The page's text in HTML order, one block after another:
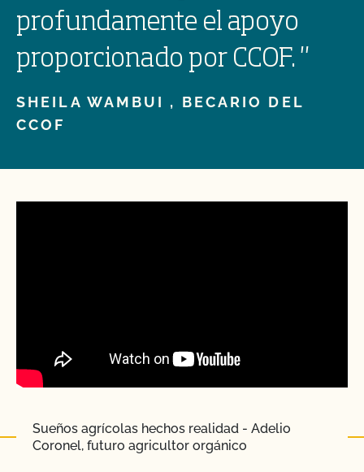
profundamente el apoyo
proporcionado por CCOF. "
SHEILA WAMBUI , BECARIO DEL
CCOF
Sueños agrícolas hechos realidad - Adelio
Coronel, futuro agricultor orgánico